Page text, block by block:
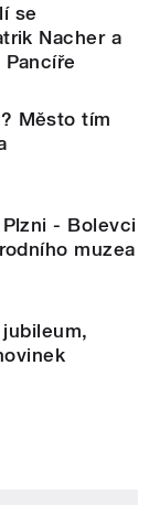
se
Nacher a
Pancíře
Město tím
- Bolevci
muzea